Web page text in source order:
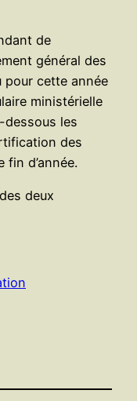
de
général des
pour cette année
ministérielle
les
des
d’année.
deux